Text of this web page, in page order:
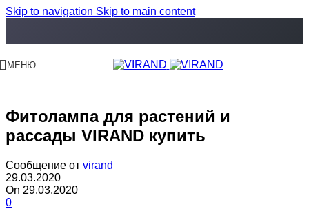
Skip to navigation Skip to main content
МЕНЮ
Фитолампа для растений и
рассады VIRAND купить
Сообщение от virand
29.03.2020
On 29.03.2020
0